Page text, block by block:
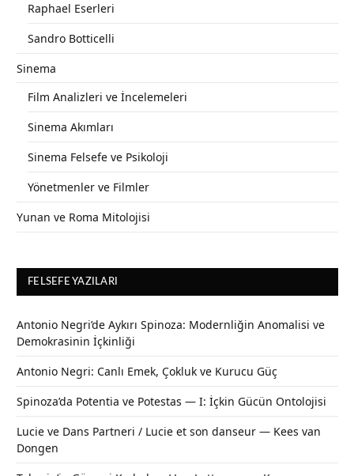
Raphael Eserleri
Sandro Botticelli
Sinema
Film Analizleri ve İncelemeleri
Sinema Akımları
Sinema Felsefe ve Psikoloji
Yönetmenler ve Filmler
Yunan ve Roma Mitolojisi
FELSEFE YAZILARI
Antonio Negri’de Aykırı Spinoza: Modernliğin Anomalisi ve
Demokrasinin İçkinliği
Antonio Negri: Canlı Emek, Çokluk ve Kurucu Güç
Spinoza’da Potentia ve Potestas — I: İçkin Gücün Ontolojisi
Lucie ve Dans Partneri / Lucie et son danseur — Kees van
Dongen